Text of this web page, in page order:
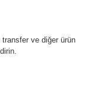
ve diğer ürün